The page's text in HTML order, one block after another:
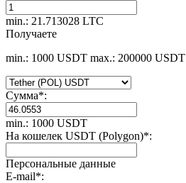
min.: 21.713028 LTC
Получаете
min.: 1000 USDT max.: 200000 USDT
Сумма*:
min.: 1000 USDT
На кошелек USDT (Polygon)*:
Персональные данные
E-mail*: